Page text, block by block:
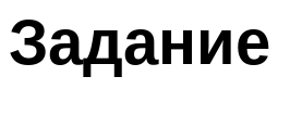
Задание